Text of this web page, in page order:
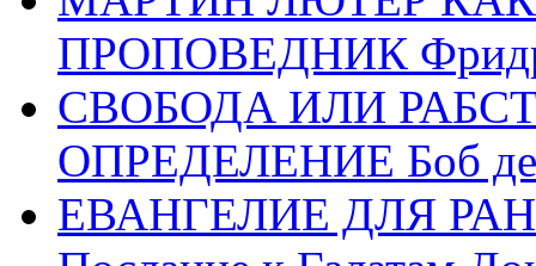
ПРОПОВЕДНИК
СВОБОДА ИЛИ
ОПРЕДЕЛЕНИЕ Боб де
ЕВАНГЕЛИЕ ДЛЯ